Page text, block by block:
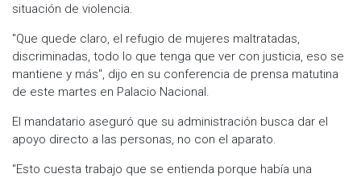
situación de violencia.
"Que quede claro, el refugio de mujeres maltratadas,
discriminadas, todo lo que tenga que ver con justicia, eso se
mantiene y más", dijo en su conferencia de prensa matutina
de este martes en Palacio Nacional.
El mandatario aseguró que su administración busca dar el
apoyo directo a las personas, no con el aparato.
"Esto cuesta trabajo que se entienda porque había una